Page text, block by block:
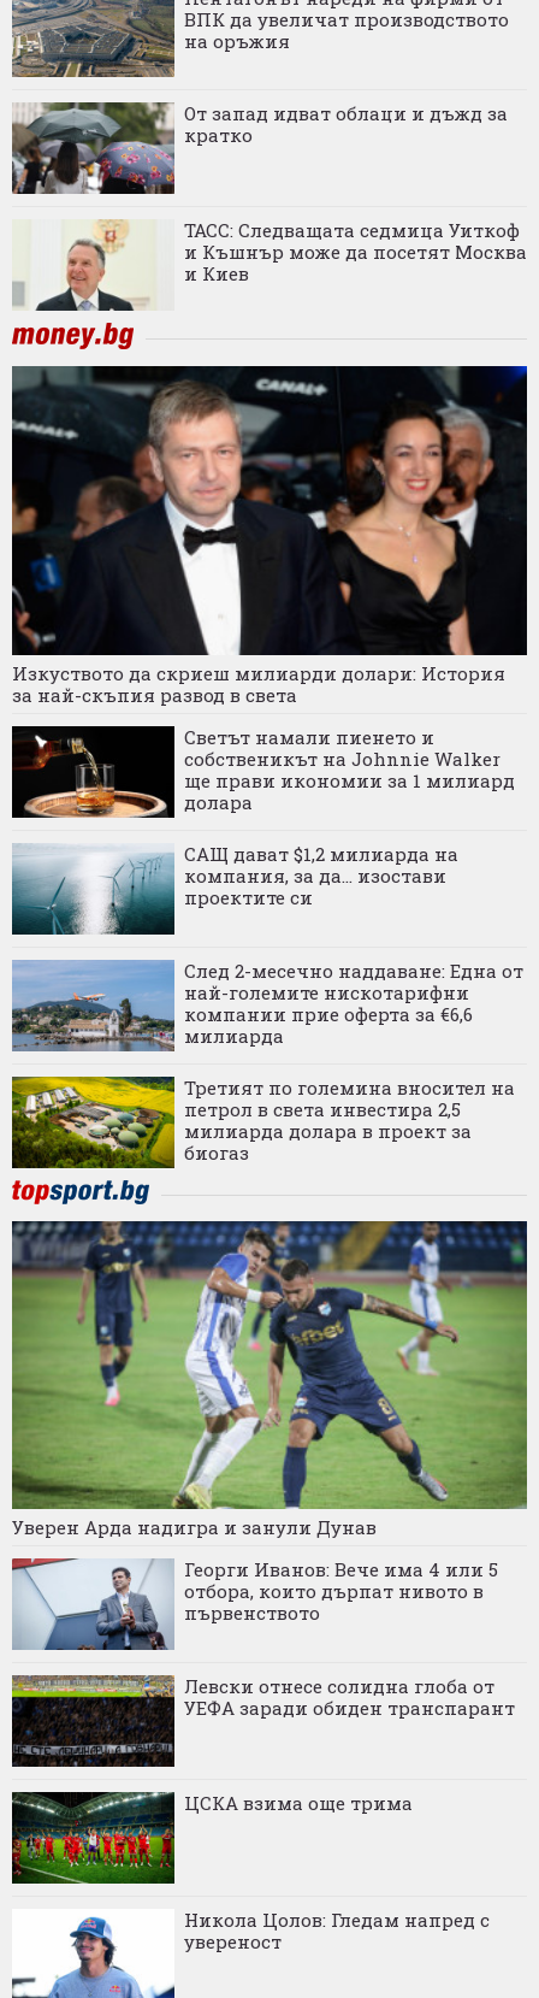
ВПК да увеличат производството
на оръжия
От запад идват облаци и дъжд за
кратко
ТАСС: Следващата седмица Уиткоф
и Къшнър може да посетят Москва
и Киев
Изкуството да скриеш милиарди долари: История
за най-скъпия развод в света
Светът намали пиенето и
собственикът на Johnnie Walker
ще прави икономии за 1 милиард
долара
САЩ дават $1,2 милиарда на
компания, за да... изостави
проектите си
След 2-месечно наддаване: Една от
най-големите нискотарифни
компании прие оферта за €6,6
милиарда
Третият по големина вносител на
петрол в света инвестира 2,5
милиарда долара в проект за
биогаз
Уверен Арда надигра и занули Дунав
Георги Иванов: Вече има 4 или 5
отбора, които дърпат нивото в
първенството
Левски отнесе солидна глоба от
УЕФА заради обиден транспарант
ЦСКА взима още трима
Никола Цолов: Гледам напред с
увереност